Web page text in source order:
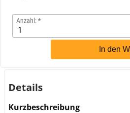
Anzahl:
In den
Details
Kurzbeschreibung